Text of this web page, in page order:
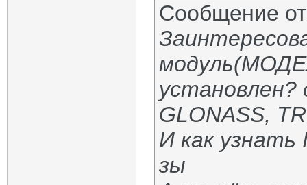
Сообщение
установлен?
GLONASS,
И как узнать
зы